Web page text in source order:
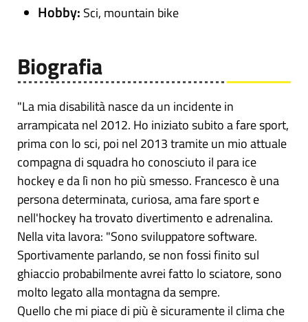
Hobby: Sci, mountain bike
Biografia
"La mia disabilità nasce da un incidente in
arrampicata nel 2012. Ho iniziato subito a fare sport,
prima con lo sci, poi nel 2013 tramite un mio attuale
compagna di squadra ho conosciuto il para ice
hockey e da lì non ho più smesso. Francesco è una
persona determinata, curiosa, ama fare sport e
nell'hockey ha trovato divertimento e adrenalina.
Nella vita lavora: "Sono sviluppatore software.
Sportivamente parlando, se non fossi finito sul
ghiaccio probabilmente avrei fatto lo sciatore, sono
molto legato alla montagna da sempre.
Quello che mi piace di più è sicuramente il clima che